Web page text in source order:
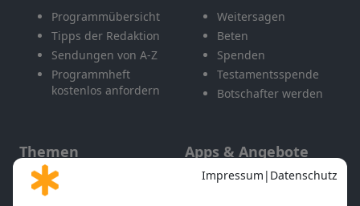
Programmübersicht
Tipps der Redaktion
Sendungen von A-Z
Programmheft
kostenlos anfordern
Weitersagen
Beten
Spenden
Testamentsspende
Botschafter werden
Themen
Gott und Bibel erklärt
Apps & Angebote